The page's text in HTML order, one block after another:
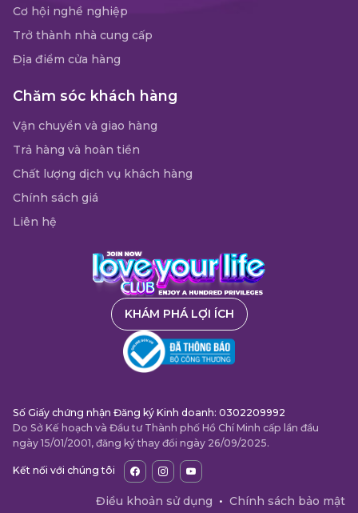
Cơ hội nghề nghiệp
Trở thành nhà cung cấp
Địa điểm cửa hàng
Chăm sóc khách hàng
Vận chuyển và giao hàng
Trả hàng và hoàn tiền
Chất lượng dịch vụ khách hàng
Chính sách giá
Liên hệ
KHÁM PHÁ LỢI ÍCH
Số Giấy chứng nhận Đăng ký Kinh doanh: 0302209992
Do Sở Kế hoạch và Đầu tư Thành phố Hồ Chí Minh cấp lần đầu
ngày 15/01/2001, đăng ký thay đổi ngày 26/09/2025.
Kết nối với chúng tôi
Điều khoản sử dụng • Chính sách bảo mật